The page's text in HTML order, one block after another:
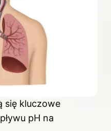
się kluczowe
pH na